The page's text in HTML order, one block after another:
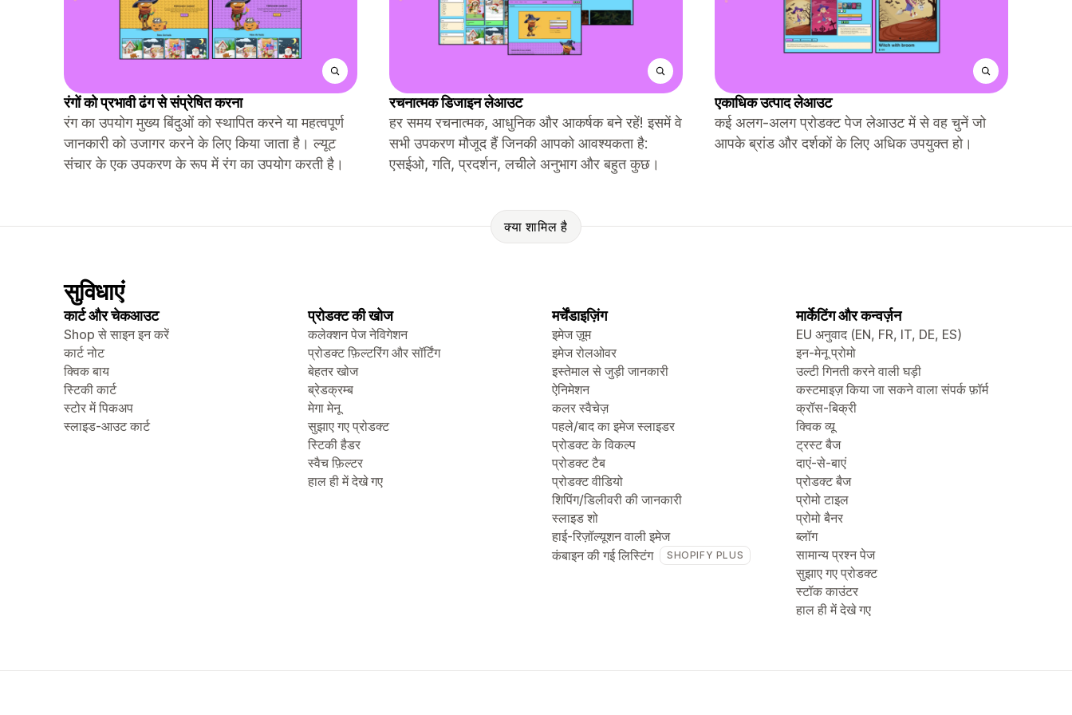
रंगों को प्रभावी ढंग से संप्रेषित करना
रंग का उपयोग मुख्य बिंदुओं को स्थापित करने या महत्वपूर्ण
जानकारी को उजागर करने के लिए किया जाता है। ल्यूट
संचार के एक उपकरण के रूप में रंग का उपयोग करती है।
रचनात्मक डिजाइन लेआउट
हर समय रचनात्मक, आधुनिक और आकर्षक बने रहें! इसमें वे
सभी उपकरण मौजूद हैं जिनकी आपको आवश्यकता है:
एसईओ, गति, प्रदर्शन, लचीले अनुभाग और बहुत कुछ।
एकाधिक उत्पाद लेआउट
कई अलग-अलग प्रोडक्ट पेज लेआउट में से वह चुनें जो
आपके ब्रांड और दर्शकों के लिए अधिक उपयुक्त हो।
क्या शामिल है
सुविधाएं
कार्ट और चेकआउट
Shop से साइन इन करें
कार्ट नोट
क्विक बाय
स्टिकी कार्ट
स्टोर में पिकअप
स्लाइड-आउट कार्ट
प्रोडक्ट की खोज
कलेक्शन पेज नेविगेशन
प्रोडक्ट फ़िल्टरिंग और सॉर्टिंग
बेहतर खोज
ब्रेडक्रम्ब
मेगा मेनू
सुझाए गए प्रोडक्ट
स्टिकी हैडर
स्वैच फ़िल्टर
हाल ही में देखे गए
मर्चेंडाइज़िंग
इमेज ज़ूम
इमेज रोलओवर
इस्तेमाल से जुड़ी जानकारी
ऐनिमेशन
कलर स्वैचेज़
पहले/बाद का इमेज स्लाइडर
प्रोडक्ट के विकल्प
प्रोडक्ट टैब
प्रोडक्ट वीडियो
शिपिंग/डिलीवरी की जानकारी
स्लाइड शो
हाई-रिज़ॉल्यूशन वाली इमेज
कंबाइन की गई लिस्टिंग
SHOPIFY PLUS
मार्केटिंग और कन्वर्ज़न
EU अनुवाद (EN, FR, IT, DE, ES)
इन-मेनू प्रोमो
उल्टी गिनती करने वाली घड़ी
कस्टमाइज़ किया जा सकने वाला संपर्क फ़ॉर्म
क्रॉस-बिक्री
क्विक व्यू
ट्रस्ट बैज
दाएं-से-बाएं
प्रोडक्ट बैज
प्रोमो टाइल
प्रोमो बैनर
ब्लॉग
सामान्य प्रश्न पेज
सुझाए गए प्रोडक्ट
स्टॉक काउंटर
हाल ही में देखे गए